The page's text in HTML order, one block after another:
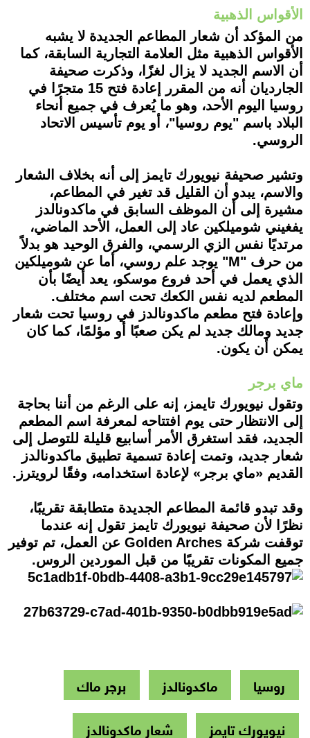
الأقواس الذهبية
من المؤكد أن شعار المطاعم الجديدة لا يشبه
الأقواس الذهبية مثل العلامة التجارية السابقة، كما
أن الاسم الجديد لا يزال لغزًا، وذكرت صحيفة
الجارديان أنه من المقرر إعادة فتح 15 متجرًا في
روسيا اليوم الأحد، وهو ما يُعرف في جميع أنحاء
البلاد باسم "يوم روسيا"، أو يوم تأسيس الاتحاد
الروسي.
وتشير صحيفة نيويورك تايمز إلى أنه بخلاف الشعار
والاسم، يبدو أن القليل قد تغير في المطاعم،
مشيرة إلى أن الموظف السابق في ماكدونالدز
يفغيني شوميلكين عاد إلى العمل، الأحد الماضي،
مرتديًا نفس الزي الرسمي، والفرق الوحيد هو بدلاً
من حرف "M" يوجد علم روسي، أما عن شوميلكين
الذي يعمل في أحد فروع موسكو، يعد أيضًا بأن
المطعم لديه نفس الكعك تحت اسم مختلف.
وإعادة فتح مطعم ماكدونالدز في روسيا تحت شعار
جديد ومالك جديد لم يكن صعبًا أو مؤلمًا، كما كان
يمكن أن يكون.
ماي برجر
وتقول نيويورك تايمز، إنه على الرغم من أننا بحاجة
إلى الانتظار حتى يوم افتتاحه لمعرفة اسم المطعم
الجديد، فقد استغرق الأمر أسابيع قليلة للتوصل إلى
شعار جديد، وتمت إعادة تسمية تطبيق ماكدونالدز
القديم «ماي برجر» لإعادة استخدامه، وفقًا لرويترز.
وقد تبدو قائمة المطاعم الجديدة متطابقة تقريبًا،
نظرًا لأن صحيفة نيويورك تايمز تقول إنه عندما
توقفت شركة Golden Arches عن العمل، تم توفير
جميع المكونات تقريبًا من قبل الموردين الروس.
روسيا ماكدونالدز
برجر ماك
نيويورك تايمز
شعار ماكدونالدز